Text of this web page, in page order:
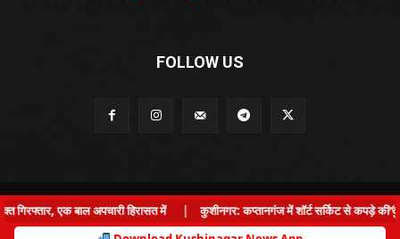
FOLLOW US
© Kushinagar Live - 2022 ×
एक बाल अपचारी हिरासत में
कुशीनगर: कप्तानगंज में शॉर्ट सर्किट से कपड़े की